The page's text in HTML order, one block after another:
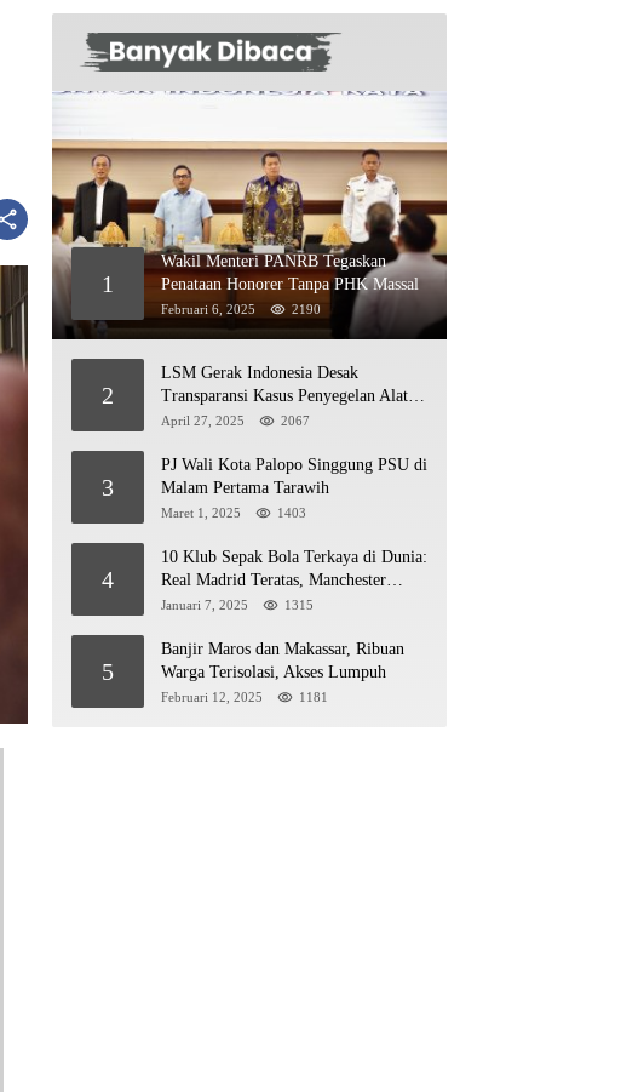
1
Wakil Menteri PANRB Tegaskan
Penataan Honorer Tanpa PHK Massal
Februari 6, 2025 2190
2
LSM Gerak Indonesia Desak
Transparansi Kasus Penyegelan Alat
Berat di Jetty PT Kasmar 2
April 27, 2025 2067
3
PJ Wali Kota Palopo Singgung PSU di
Malam Pertama Tarawih
Maret 1, 2025 1403
4
10 Klub Sepak Bola Terkaya di Dunia:
Real Madrid Teratas, Manchester
United Mengejar!
Januari 7, 2025 1315
5
Banjir Maros dan Makassar, Ribuan
Warga Terisolasi, Akses Lumpuh
Februari 12, 2025 1181